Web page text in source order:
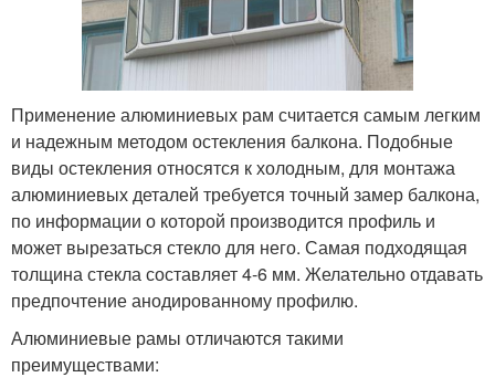
Применение алюминиевых рам считается самым легким
и надежным методом остекления балкона. Подобные
виды остекления относятся к холодным, для монтажа
алюминиевых деталей требуется точный замер балкона,
по информации о которой производится профиль и
может вырезаться стекло для него. Самая подходящая
толщина стекла составляет 4-6 мм. Желательно отдавать
предпочтение анодированному профилю.
Алюминиевые рамы отличаются такими
преимуществами: